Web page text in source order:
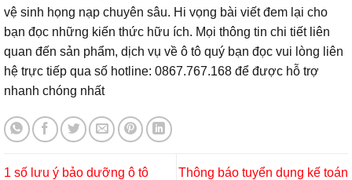
vệ sinh họng nạp chuyên sâu. Hi vọng bài viết đem lại cho
bạn đọc những kiến thức hữu ích. Mọi thông tin chi tiết liên
quan đến sản phẩm, dịch vụ về ô tô quý bạn đọc vui lòng liên
hệ trực tiếp qua số hotline: 0867.767.168 để được hỗ trợ
nhanh chóng nhất
1 số lưu ý bảo dưỡng ô tô
Thông báo tuyển dụng kế toán